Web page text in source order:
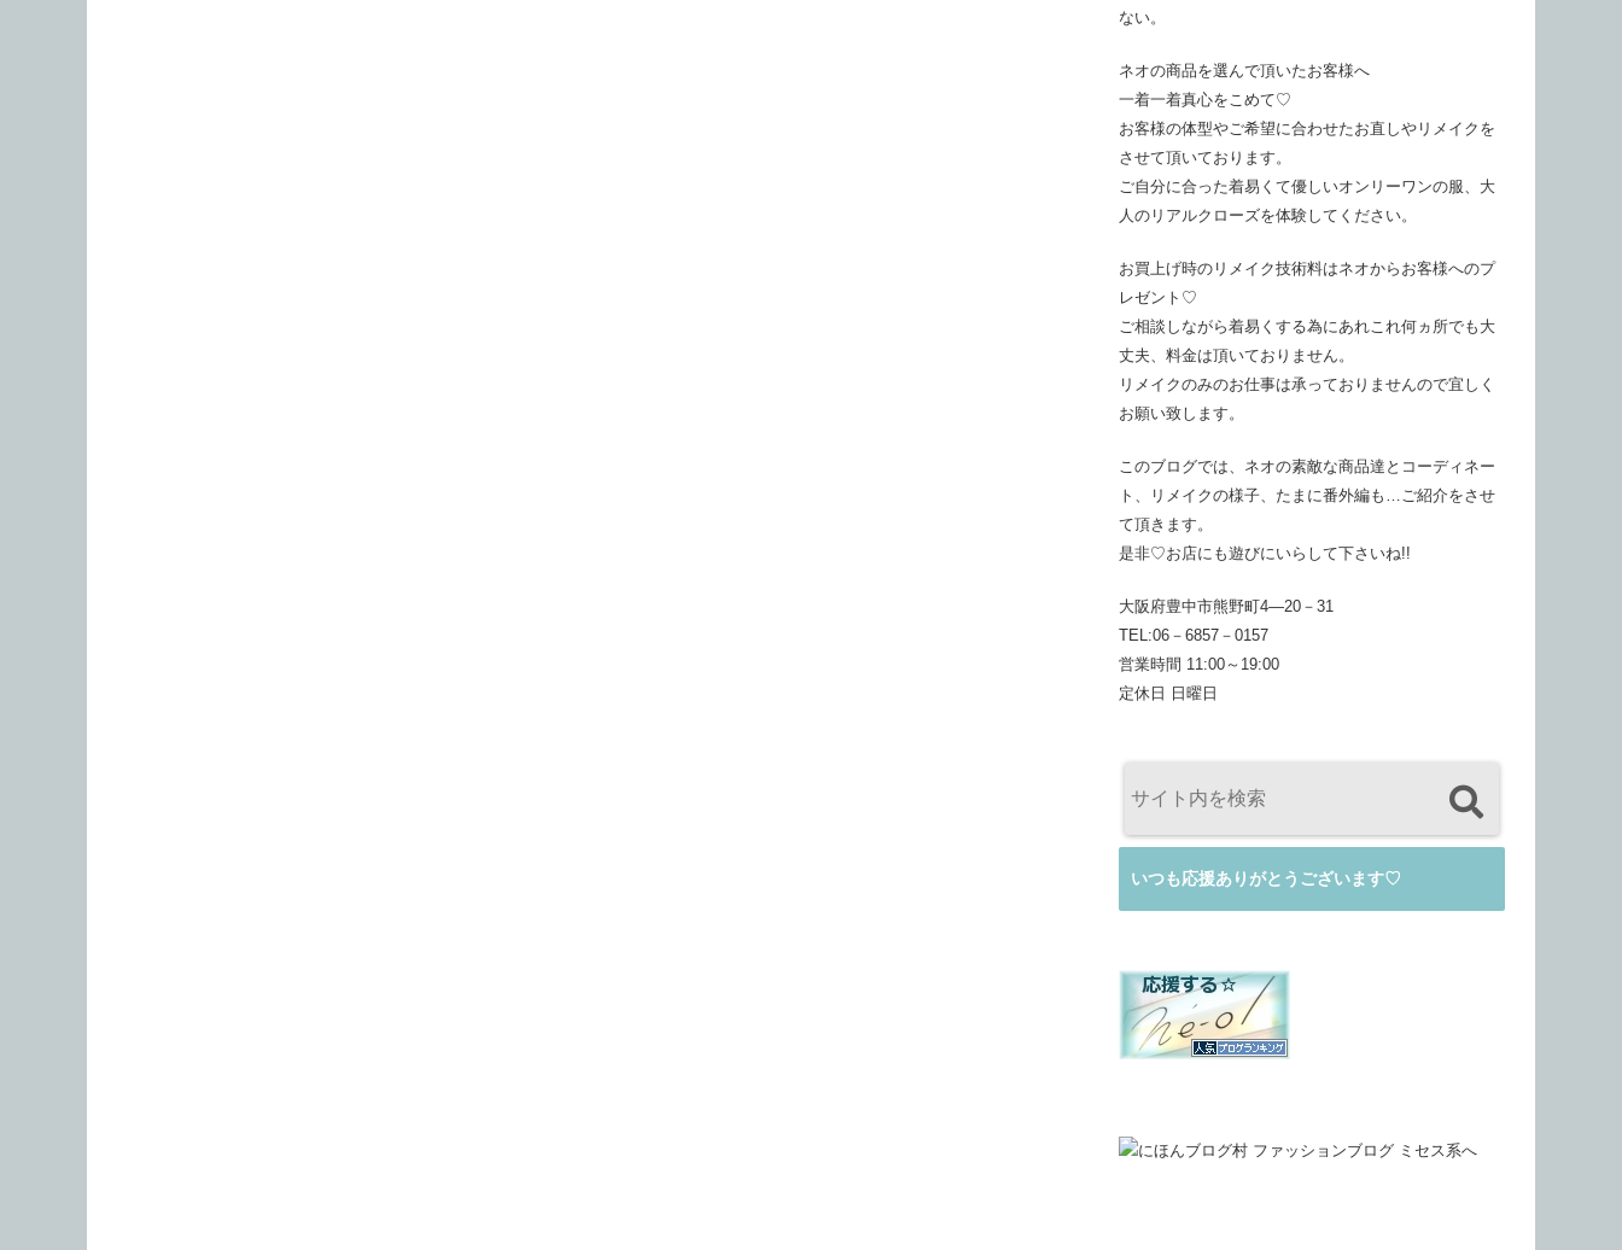
ない。
ネオの商品を選んで頂いたお客様へ
一着一着真心をこめて♡
お客様の体型やご希望に合わせたお直しやリメイクを
させて頂いております。
ご自分に合った着易くて優しいオンリーワンの服、大
人のリアルクローズを体験してください。
お買上げ時のリメイク技術料はネオからお客様へのプ
レゼント♡
ご相談しながら着易くする為にあれこれ何ヵ所でも大
丈夫、料金は頂いておりません。
リメイクのみのお仕事は承っておりませんので宜しく
お願い致します。
このブログでは、ネオの素敵な商品達とコーディネー
ト、リメイクの様子、たまに番外編も…ご紹介をさせ
て頂きます。
是非♡お店にも遊びにいらして下さいね!!
大阪府豊中市熊野町4―20－31
TEL:06－6857－0157
営業時間 11:00～19:00
定休日 日曜日
いつも応援ありがとうございます♡